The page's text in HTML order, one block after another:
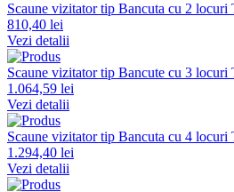
Scaune vizitator tip Bancuta cu 2 locuri
810,40 lei
Vezi detalii
Scaune vizitator tip Bancute cu 3 locuri
1.064,59 lei
Vezi detalii
Scaune vizitator tip Bancuta cu 4 locuri
1.294,40 lei
Vezi detalii